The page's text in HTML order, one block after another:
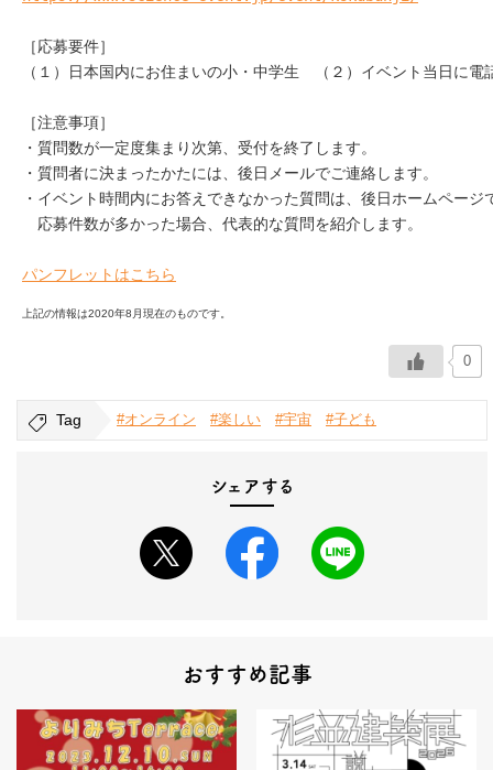
［応募要件］
（１）日本国内にお住まいの小・中学生　（２）イベント当日に電
［注意事項］
・質問数が一定度集まり次第、受付を終了します。
・質問者に決まったかたには、後日メールでご連絡します。
・イベント時間内にお答えできなかった質問は、後日ホームページ
応募件数が多かった場合、代表的な質問を紹介します。
パンフレットはこちら
上記の情報は2020年8月現在のものです。
0
Tag #オンライン #楽しい #宇宙 #子ども
シェアする
おすすめ記事